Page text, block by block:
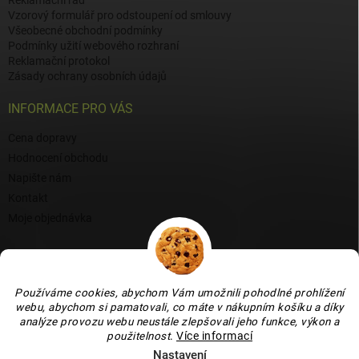
Používáme cookies, abychom Vám umožnili pohodlné prohlížení
webu, abychom si pamatovali, co máte v nákupním košíku a díky
analýze provozu webu neustále zlepšovali jeho funkce, výkon a
použitelnost. Více informací
Nastavení
Vzorový formulář pro odstoupení od smlouvy
Všeobecné obchodní podmínky
Podmínky užití webového rozhraní
Reklamační protokol
Zásady ochrany osobních údajů
INFORMACE PRO VÁS
Proč si vybrat naši keramiku?
Jak vybrat vánoční venkovní dekoraci: tipy a inspirace
Co dokážou vaječné skořápky v zahradě, květináči i na balkoně